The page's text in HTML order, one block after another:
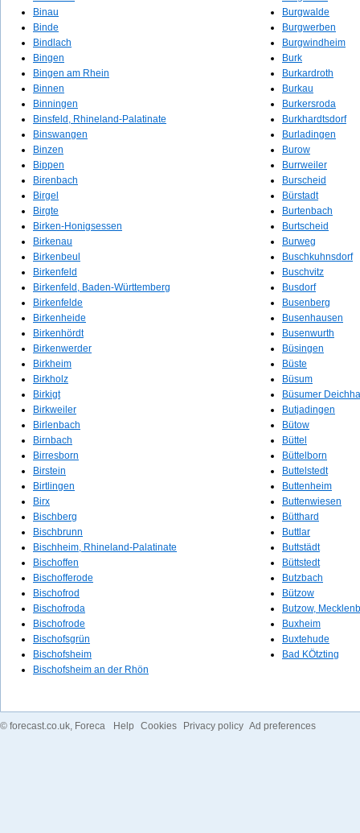
Binau
Binde
Bindlach
Bingen
Bingen am Rhein
Binnen
Binningen
Binsfeld, Rhineland-Palatinate
Binswangen
Binzen
Bippen
Birenbach
Birgel
Birgte
Birken-Honigsessen
Birkenau
Birkenbeul
Birkenfeld
Birkenfeld, Baden-Württemberg
Birkenfelde
Birkenheide
Birkenhördt
Birkenwerder
Birkheim
Birkholz
Birkigt
Birkweiler
Birlenbach
Birnbach
Birresborn
Birstein
Birtlingen
Birx
Bischberg
Bischbrunn
Bischheim, Rhineland-Palatinate
Bischoffen
Bischofferode
Bischofrod
Bischofroda
Bischofrode
Bischofsgrün
Bischofsheim
Bischofsheim an der Rhön
Burgwalde
Burgwerben
Burgwindheim
Burk
Burkardroth
Burkau
Burkersroda
Burkhardtsdorf
Burladingen
Burow
Burrweiler
Burscheid
Bürstadt
Burtenbach
Burtscheid
Burweg
Buschkuhnsdorf
Buschvitz
Busdorf
Busenberg
Busenhausen
Busenwurth
Büsingen
Büste
Büsum
Büsumer
Butjadingen
Bütow
Büttel
Büttelborn
Buttelstedt
Buttenheim
Buttenwiesen
Bütthard
Buttlar
Buttstädt
Büttstedt
Butzbach
Bützow
Butzow,
Buxheim
Buxtehude
Bad KÖtzting
© forecast.co.uk, Foreca Help Cookies Privacy policy Ad preferences